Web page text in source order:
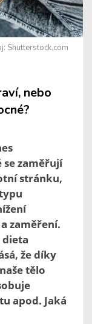
Shutterstock.com
nebo
zaměřují
stránku,
zaměření.
dieta
že díky
tělo
apod. Jaká